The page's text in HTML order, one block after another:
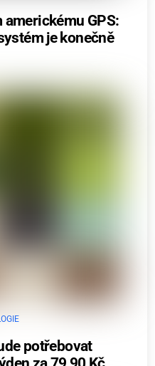
americkému GPS:
je konečně
potřebovat